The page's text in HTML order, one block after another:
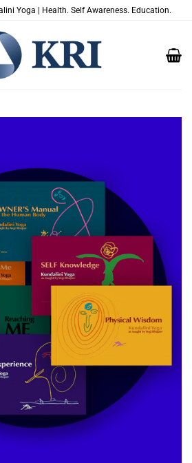
Yoga | Health. Self Awareness. Education.